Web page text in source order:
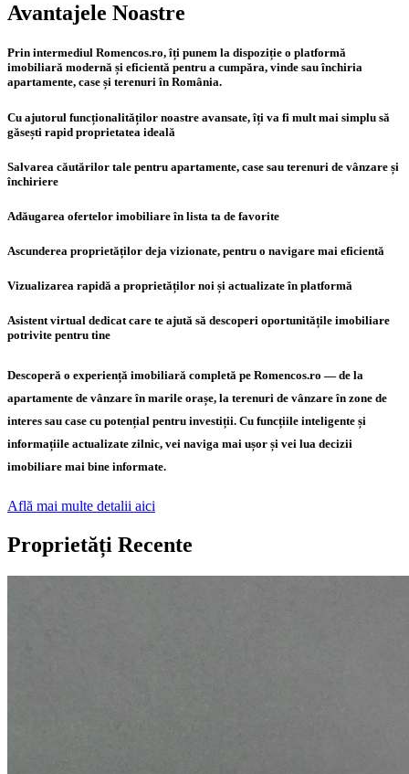
Avantajele Noastre
Prin intermediul Romencos.ro, îți punem la dispoziție o platformă
imobiliară modernă și eficientă pentru a cumpăra, vinde sau închiria
apartamente, case și terenuri în România.
Cu ajutorul funcționalităților noastre avansate, îți va fi mult mai simplu să
găsești rapid proprietatea ideală
Salvarea căutărilor tale pentru apartamente, case sau terenuri de vânzare și
închiriere
Adăugarea ofertelor imobiliare în lista ta de favorite
Ascunderea proprietăților deja vizionate, pentru o navigare mai eficientă
Vizualizarea rapidă a proprietăților noi și actualizate în platformă
Asistent virtual dedicat care te ajută să descoperi oportunitățile imobiliare
potrivite pentru tine
Descoperă o experiență imobiliară completă pe Romencos.ro — de la
apartamente de vânzare în marile orașe, la terenuri de vânzare în zone de
interes sau case cu potențial pentru investiții. Cu funcțiile inteligente și
informațiile actualizate zilnic, vei naviga mai ușor și vei lua decizii
imobiliare mai bine informate.
Află mai multe detalii aici
Proprietăți Recente